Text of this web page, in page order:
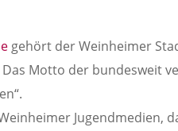
gehört der Weinheimer
Motto der bundesweit
Jugendmedien,